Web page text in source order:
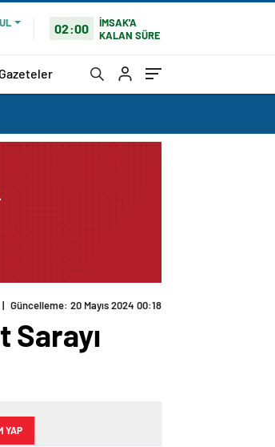
02:00
İMSAK'A
KALAN SÜRE
Gazeteler
| Güncelleme: 20 Mayıs 2024 00:18
Sarayı
YAP